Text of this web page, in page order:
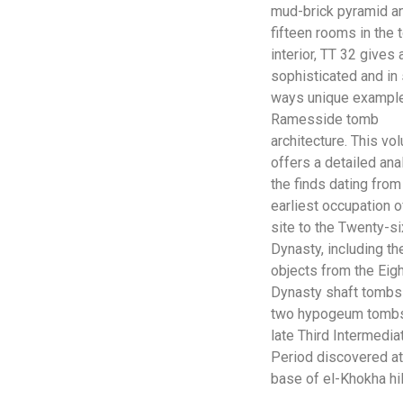
mud-brick pyramid
fifteen rooms in the
interior, TT 32 gives
sophisticated and in
ways unique
Ramesside tomb
architecture. This
offers a detailed
the finds dating
earliest occupation
site to the Twenty-
Dynasty, including
objects from the
Dynasty shaft
two hypogeum
late Third
Period discovered
base of el-Khokha